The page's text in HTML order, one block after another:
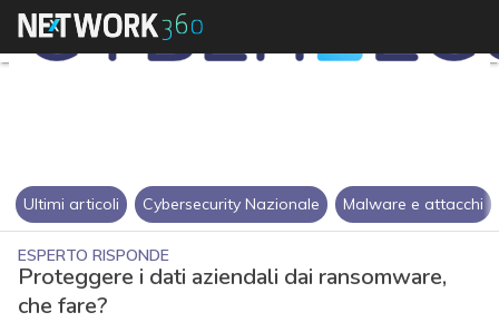
Ultimi articoli Cybersecurity Nazionale Malware e attacchi
ESPERTO RISPONDE
Proteggere i dati aziendali dai ransomware,
che fare?